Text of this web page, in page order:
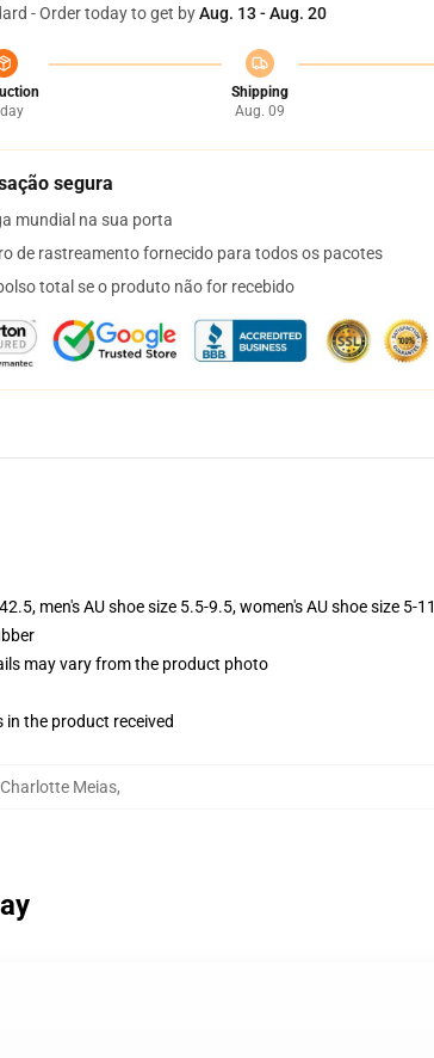
- Order today to get byAug. 13 - Aug. 20
Shipping
Aug. 09
segura
mundial na sua porta
de rastreamento fornecido para todos os pacotes
total se o produto não for recebido
men's AU shoe size 5.5-9.5, women's AU shoe size 5-11
may vary from the product photo
in the product received
Meias,